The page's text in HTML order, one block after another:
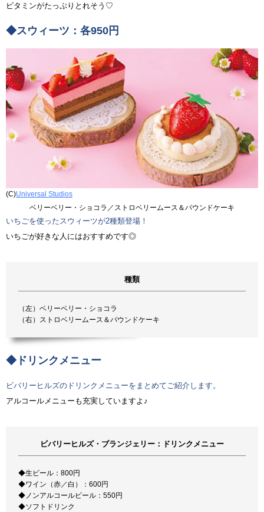
ビタミンがたっぷりとれそう♡
◆スウィーツ：各950円
(C)Universal Studios
ベリーベリー・ショコラ／ストロベリームース＆パウンドケーキ
いちごを使ったスウィーツが2種類登場！
いちごが好きな人にはおすすめです◎
種類
（左）ベリーベリー・ショコラ
（右）ストロベリームース＆パウンドケーキ
◆ドリンクメニュー
ビバリーヒルズのドリンクメニューをまとめてご紹介します。
アルコールメニューも充実していますよ♪
ビバリーヒルズ・ブランジェリー：ドリンクメニュー
◆生ビール：800円
◆ワイン（赤／白）：600円
◆ノンアルコールビール：550円
◆ソフトドリンク